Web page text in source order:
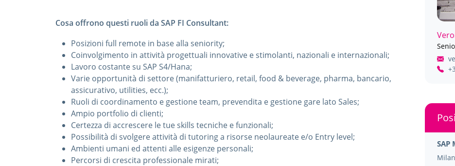
Cosa offrono questi ruoli da SAP FI Consultant:
Posizioni full remote in base alla seniority;
Coinvolgimento in attività progettuali innovative e stimolanti, nazionali e internazionali;
Lavoro costante su SAP S4/Hana;
Varie opportunità di settore (manifatturiero, retail, food & beverage, pharma, bancario,
assicurativo, utilities, ecc.);
Ruoli di coordinamento e gestione team, prevendita e gestione gare lato Sales;
Ampio portfolio di clienti;
Certezza di accrescere le tue skills tecniche e funzionali;
Possibilità di svolgere attività di tutoring a risorse neolaureate e/o Entry level;
Ambienti umani ed attenti alle esigenze personali;
Percorsi di crescita professionale mirati;
SAP